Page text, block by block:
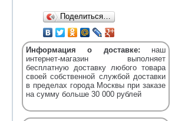
Поделиться…
Информация о доставке: наш
интернет-магазин выполняет
бесплатную доставку любого товара
своей собственной службой доставки
в пределах города Москвы при заказе
на сумму больше 30 000 рублей